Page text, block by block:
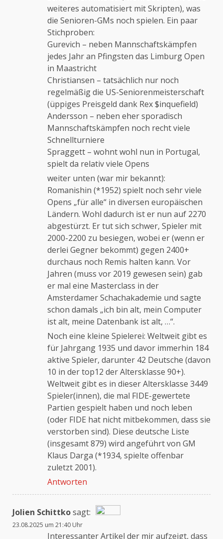
weiteres automatisiert mit Skripten), was
die Senioren-GMs noch spielen. Ein paar
Stichproben:
Gurevich – neben Mannschaftskämpfen
jedes Jahr an Pfingsten das Limburg Open
in Maastricht
Christiansen – tatsächlich nur noch
regelmäßig die US-Seniorenmeisterschaft
(üppiges Preisgeld dank Rex $inquefield)
Andersson – neben eher sporadisch
Mannschaftskämpfen noch recht viele
Schnellturniere
Spraggett – wohnt wohl nun in Portugal,
spielt da relativ viele Opens
weiter unten (war mir bekannt):
Romanishin (*1952) spielt noch sehr viele
Opens „für alle“ in diversen europäischen
Ländern. Wohl dadurch ist er nun auf 2270
abgestürzt. Er tut sich schwer, Spieler mit
2000-2200 zu besiegen, wobei er (wenn er
derlei Gegner bekommt) gegen 2400+
durchaus noch Remis halten kann. Vor
Jahren (muss vor 2019 gewesen sein) gab
er mal eine Masterclass in der
Amsterdamer Schachakademie und sagte
schon damals „ich bin alt, mein Computer
ist alt, meine Datenbank ist alt, …“.
Noch eine kleine Spielerei: Weltweit gibt es
für Jahrgang 1935 und davor immerhin 184
aktive Spieler, darunter 42 Deutsche (davon
10 in der top12 der Altersklasse 90+).
Weltweit gibt es in dieser Altersklasse 3449
Spieler(innen), die mal FIDE-gewertete
Partien gespielt haben und noch leben
(oder FIDE hat nicht mitbekommen, dass sie
verstorben sind). Diese deutsche Liste
(insgesamt 879) wird angeführt von GM
Klaus Darga (*1934, spielte offenbar
zuletzt 2001).
Antworten
Jolien Schittkosagt:
Das „Echte-Person“-Abzeichen!
23.08.2025 um 21:40 Uhr
Interessanter Artikel der mir aufzeigt, dass